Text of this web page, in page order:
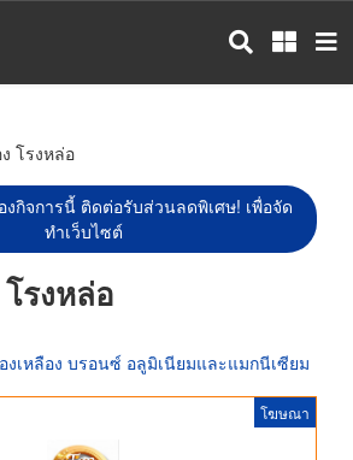
โรงหล่อ
กิจการนี้ ติดต่อรับส่วนลดพิเศษ! เพื่อจัด
ทำเว็บไซต์
รงหล่อ
งเหลือง บรอนซ์ อลูมิเนียมและแมกนีเซียม
โฆษณา